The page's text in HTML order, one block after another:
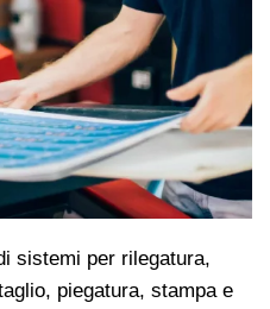
sistemi per rilegatura,
piegatura, stampa e